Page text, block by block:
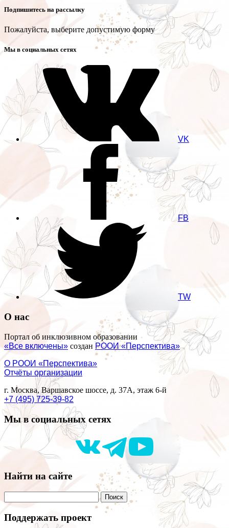
Подпишитесь на рассылку
Пожалуйста, выберите допустимую форму
Мы в социальных сетях
VK
FB
TW
О нас
Портал об инклюзивном образовании
«Все включены» создан РООИ «Перспектива»
О РООИ «Перспектива»
Отчёты организации
г. Москва, Варшавское шоссе, д. 37А, этаж 6-й
+7 (495) 725-39-82
Мы в социальных сетях
Найти на сайте
Поддержать проект